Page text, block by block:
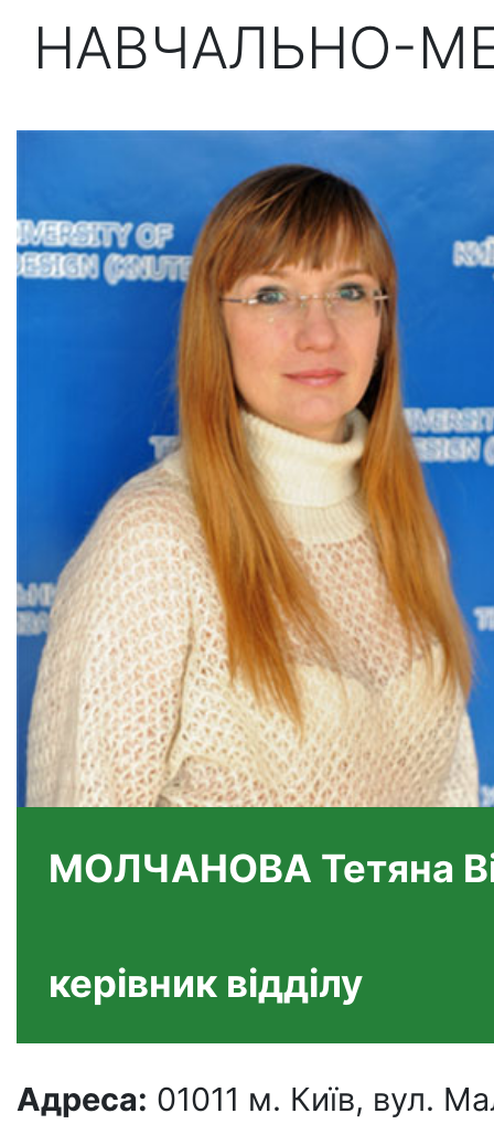
НАВЧАЛЬНО-
МОЛЧАНОВА Тетяна
керівник відділу
Адреса: 01011 м. Київ, вул.